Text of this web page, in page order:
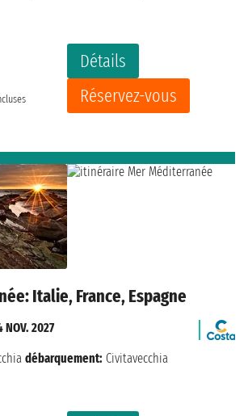
Détails
Réservez-vous
Italie, France, Espagne
NOV. 2027
débarquement: Civitavecchia